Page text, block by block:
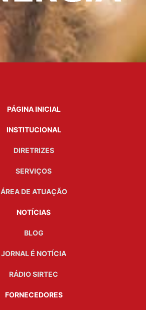
PÁGINA INICIAL
INSTITUCIONAL
DIRETRIZES
SERVIÇOS
ÁREA DE ATUAÇÃO
NOTÍCIAS
BLOG
JORNAL É NOTÍCIA
RÁDIO SIRTEC
FORNECEDORES